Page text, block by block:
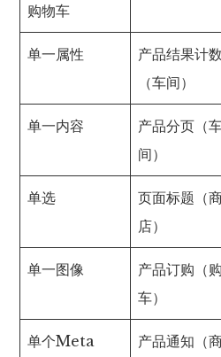
购物车
单一属性
产品结果计数
（车间）
单一内容
产品分页（
间）
单选
页面标题（
店）
单一图像
产品订购（
车）
单个Meta
产品通知（